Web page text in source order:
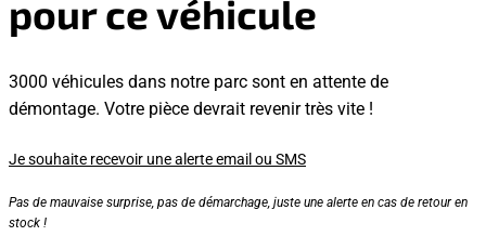
pour ce véhicule
3000 véhicules dans notre parc sont en attente de
démontage. Votre pièce devrait revenir très vite !
Je souhaite recevoir une alerte email ou SMS
Pas de mauvaise surprise, pas de démarchage, juste une alerte en cas de retour en
stock !